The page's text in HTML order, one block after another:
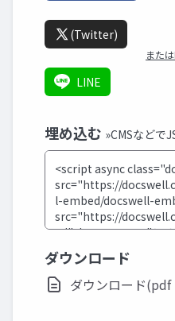
(Twitter)
また
LINE
埋め込む »CMSなどで
ダウンロード
ダウンロード(pdf